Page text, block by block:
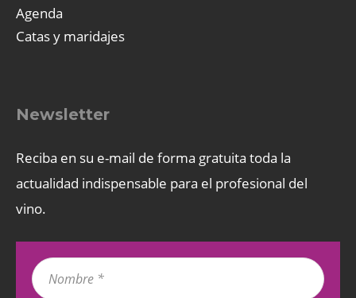
Agenda
Catas y maridajes
Newsletter
Reciba en su e-mail de forma gratuita toda la
actualidad indispensable para el profesional del
vino.